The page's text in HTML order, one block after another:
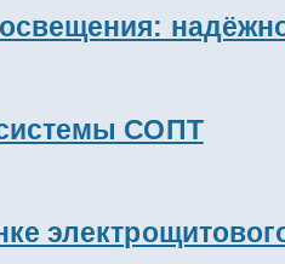
СОПТ